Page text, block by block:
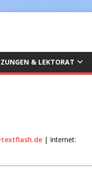
& LEKTORAT
| Internet: